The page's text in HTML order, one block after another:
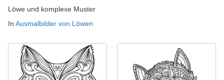
Löwe und komplexe Muster
In Ausmalbilder von Löwen